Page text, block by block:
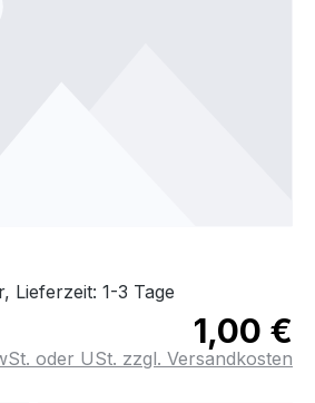
Lieferzeit: 1-3 Tage
1,00 €
oder USt. zzgl. Versandkosten